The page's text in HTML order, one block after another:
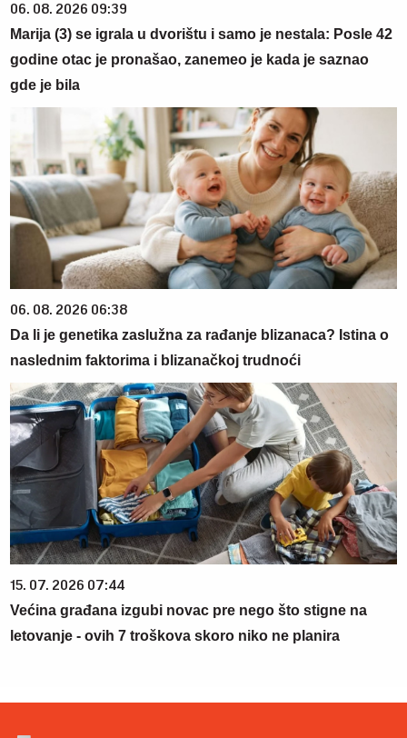
06. 08. 2026 09:39
Marija (3) se igrala u dvorištu i samo je nestala: Posle 42
godine otac je pronašao, zanemeo je kada je saznao
gde je bila
06. 08. 2026 06:38
Da li je genetika zaslužna za rađanje blizanaca? Istina o
naslednim faktorima i blizanačkoj trudnoći
15. 07. 2026 07:44
Većina građana izgubi novac pre nego što stigne na
letovanje - ovih 7 troškova skoro niko ne planira